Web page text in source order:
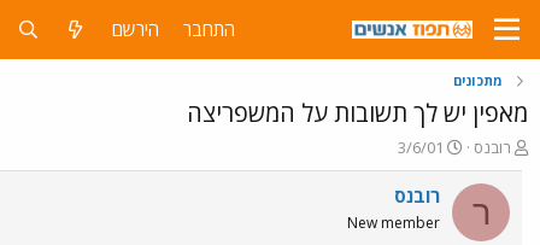
התחבר הירשם
מתכונים
מאפין יש לך תשובות על המשפריצה
פ
ו
ת
ח
ה
רובנס
פ
ו
ר
ם
3/6/01
ר רובנס
New member